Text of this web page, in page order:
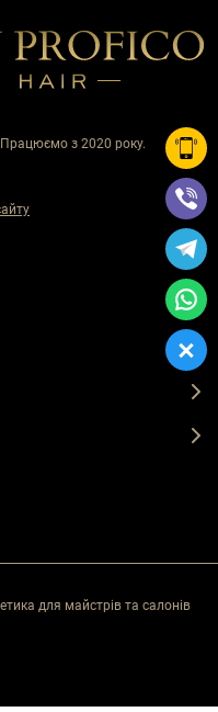
Працюємо з 2020 року.
для майстрів та салонів